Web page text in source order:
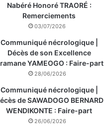
Nabéré Honoré TRAORÉ :
Remerciements
03/07/2026
Communiqué nécrologique |
Décès de son Excellence
YAMEOGO : Faire-part
28/06/2026
Communiqué nécrologique |
de SAWADOGO BERNARD
WENDIKONTE : Faire-part
26/06/2026